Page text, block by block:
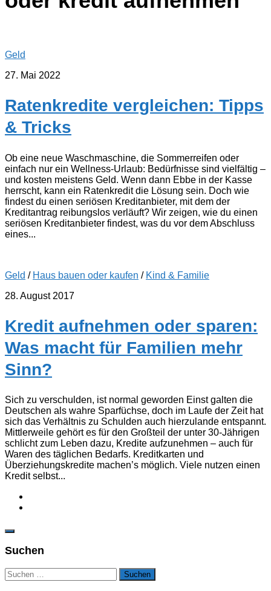
Geld
27. Mai 2022
Ratenkredite vergleichen: Tipps
& Tricks
Ob eine neue Waschmaschine, die Sommerreifen oder
einfach nur ein Wellness-Urlaub: Bedürfnisse sind vielfältig –
und kosten meistens Geld. Wenn dann Ebbe in der Kasse
herrscht, kann ein Ratenkredit die Lösung sein. Doch wie
findest du einen seriösen Kreditanbieter, mit dem der
Kreditantrag reibungslos verläuft? Wir zeigen, wie du einen
seriösen Kreditanbieter findest, was du vor dem Abschluss
eines...
Geld / Haus bauen oder kaufen / Kind & Familie
28. August 2017
Kredit aufnehmen oder sparen:
Was macht für Familien mehr
Sinn?
Sich zu verschulden, ist normal geworden Einst galten die
Deutschen als wahre Sparfüchse, doch im Laufe der Zeit hat
sich das Verhältnis zu Schulden auch hierzulande entspannt.
Mittlerweile gehört es für den Großteil der unter 30-Jährigen
schlicht zum Leben dazu, Kredite aufzunehmen – auch für
Waren des täglichen Bedarfs. Kreditkarten und
Überziehungskredite machen’s möglich. Viele nutzen einen
Kredit selbst...
Suchen
Suchen
nach: